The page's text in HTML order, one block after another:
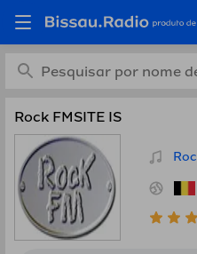
Ouça Rock
Belgium em
Rock FMSITE IS